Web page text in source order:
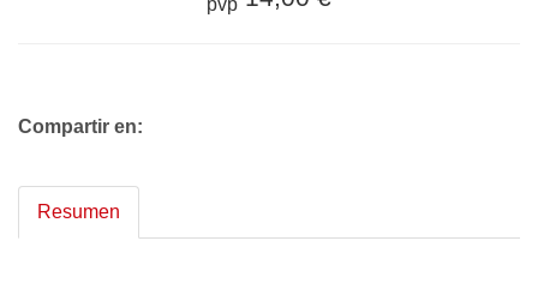
pvp
Compartir en:
Resumen